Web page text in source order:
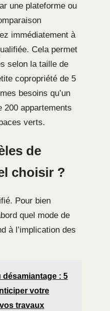
une plateforme ou
immédiatement à
Cela permet
selon la taille de
copropriété de 5
besoins qu’un
200 appartements
verts.
de
choisir ?
Pour bien
quel mode de
à l’implication des
désamiantage : 5
votre
travaux